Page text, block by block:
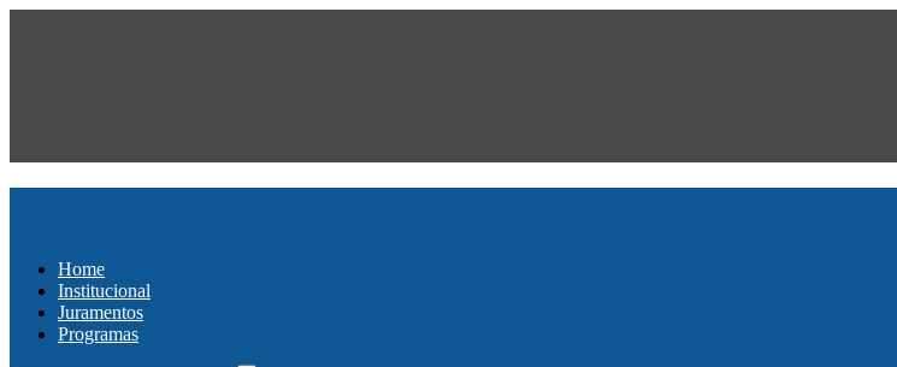
Home
Institucional
Juramentos
Programas